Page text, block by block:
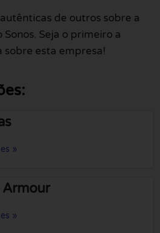
de outros sobre a
Seja o primeiro a
sobre esta empresa!
»
»